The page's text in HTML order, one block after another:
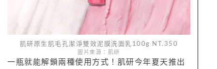
肌研原生肌毛孔潔淨雙效泥膜洗面乳100g NT.350
圖片來源：肌研
一瓶就能解鎖兩種使用方式！肌研今年夏天推出